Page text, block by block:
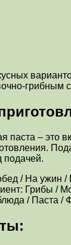
грибным
паста – это
подачей.
/ На ужин /
Грибы /
/ Паста /